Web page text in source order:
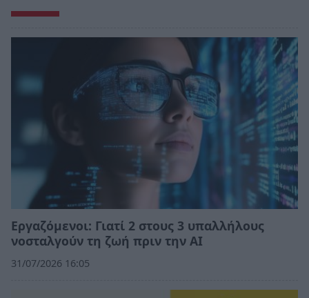
Εργαζόμενοι: Γιατί 2 στους 3 υπαλλήλους
νοσταλγούν τη ζωή πριν την ΑΙ
31/07/2026 16:05